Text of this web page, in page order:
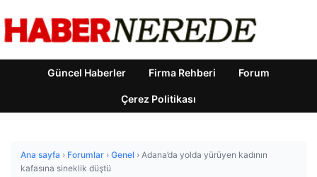
Güncel Haberler Firma Rehberi Forum
Çerez Politikası
Ana sayfa › Forumlar › Genel › Adana’da yolda yürüyen kadının
kafasına sineklik düştü